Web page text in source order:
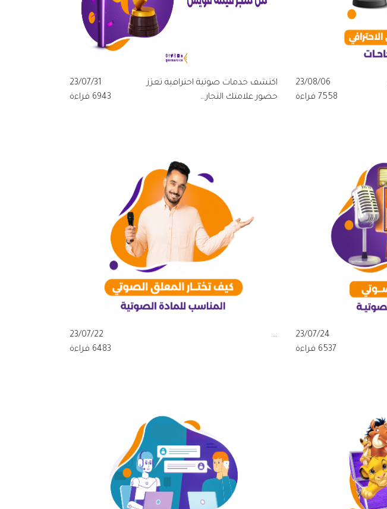
23/08/06
7558 قراءة
اكتشف خدمات صوتية احترافية تعزز
حضور علامتك التجار...
23/07/31
6943 قراءة
23/07/24
6537 قراءة
...
23/07/22
6483 قراءة